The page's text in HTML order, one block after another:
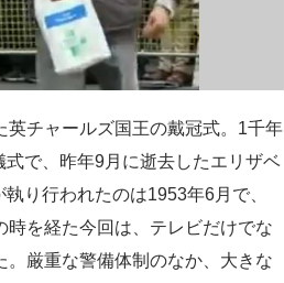
チャールズ国王の戴冠式。1千年
で、昨年9月に逝去したエリザベ
り行われたのは1953年6月で、
を経た今回は、テレビだけでな
厳重な警備体制のなか、大きな